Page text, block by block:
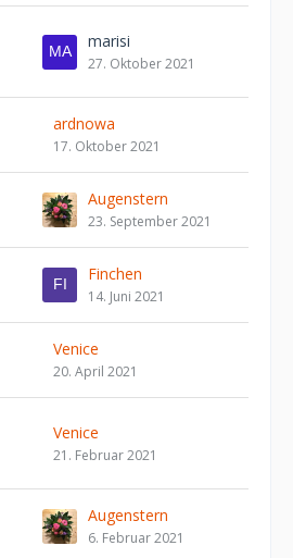
marisi
27. Oktober 2021
ardnowa
17. Oktober 2021
Augenstern
23. September 2021
Finchen
14. Juni 2021
Venice
20. April 2021
Venice
21. Februar 2021
Augenstern
6. Februar 2021